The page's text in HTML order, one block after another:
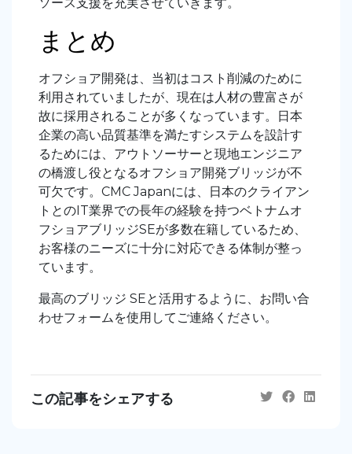
まとめ
オフショア開発は、当初はコスト削減のために
利用されていましたが、現在は人材の豊富さが
故に採用されることが多くなっています。日本
企業の高い品質基準を満たすシステムを設計す
るためには、アウトソーサーと現地エンジニア
の橋渡し役となるオフショア開発ブリッジが不
可欠です。CMC Japanには、日本のクライアン
トとのIT業界での長年の経験を持つベトナムオ
フショアブリッジSEが多数在籍しているため、
お客様のニーズに十分に対応できる体制が整っ
ています。
最高のブリッジ SEと活用するように、お問い合
わせフォームを使用してご連絡ください。
この記事をシェアする